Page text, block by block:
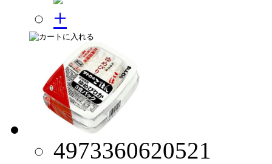
4973360620521